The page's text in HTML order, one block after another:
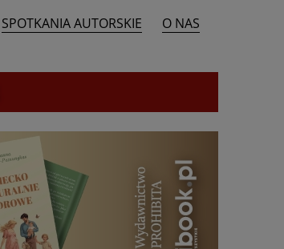
SPOTKANIA AUTORSKIE
O NAS